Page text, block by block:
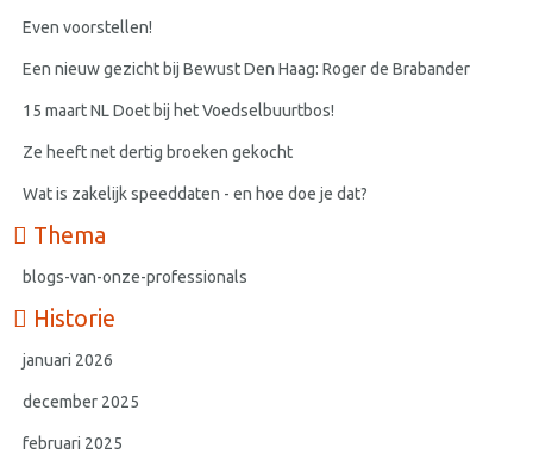
Even voorstellen!
Een nieuw gezicht bij Bewust Den Haag: Roger de Brabander
15 maart NL Doet bij het Voedselbuurtbos!
Ze heeft net dertig broeken gekocht
Wat is zakelijk speeddaten - en hoe doe je dat?
Thema
blogs-van-onze-professionals
Historie
januari 2026
december 2025
februari 2025